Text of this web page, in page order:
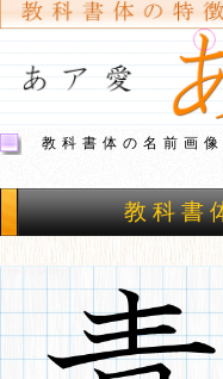
教科書体の名前画像
教科書